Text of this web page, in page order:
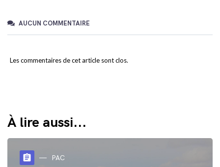
AUCUN COMMENTAIRE
Les commentaires de cet article sont clos.
À lire aussi...
assignment PAC